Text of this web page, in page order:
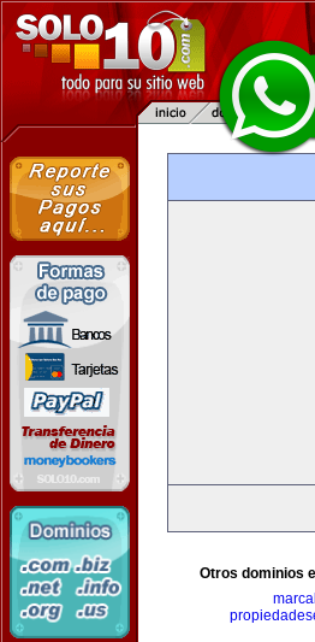
Otros dominios